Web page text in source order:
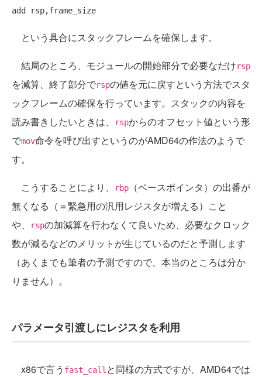
という具合にスタックフレームを確保します。
結局のところ、モジュールの開始部分で必要なだけrsp
を減算、終了部分でrspの値を元に戻すという方法でスタ
ックフレームの確保を行っています。スタックの内容を
読み書きしたいときは、
rspからのオフセット値という形
でmov命令を呼び出すというのがAMD64の作法のようで
す。
こうすることにより、 rbp
（ベースポインタ）の出番が
無くなる（＝緊急用の汎用レジスタが増える）こと
や、
rspの加減算を行わなくて良いため、必要なクロック
数が減るなどのメリットが生じているのだと予測します
（あくまでも筆者の予測ですので、本当のところは分か
りません）。
パラメータ引渡しにレジスタを利用
x86で言う fast_callと同様の方式ですが、AMD64では